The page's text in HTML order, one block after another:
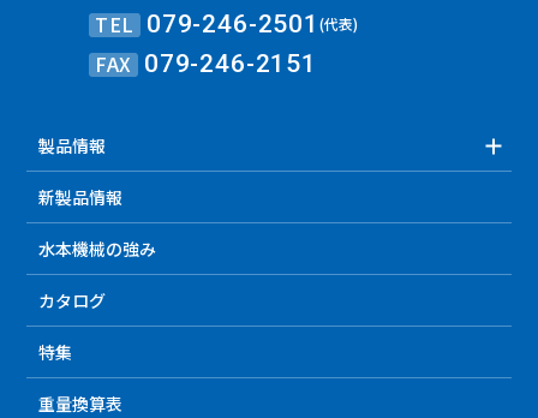
TEL 079-246-2501(代表)
FAX 079-246-2151
製品情報
新製品情報
水本機械の強み
カタログ
特集
重量換算表